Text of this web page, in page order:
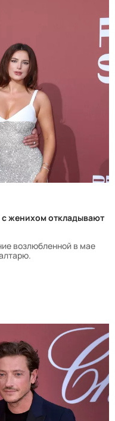
с женихом откладывают
возлюбленной в мае